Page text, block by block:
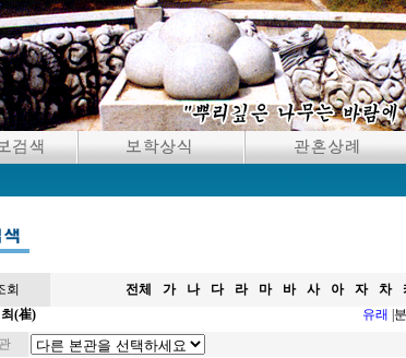
회 전체 가 나 다 라 마 바 사 아 자 차
최(崔) 유래